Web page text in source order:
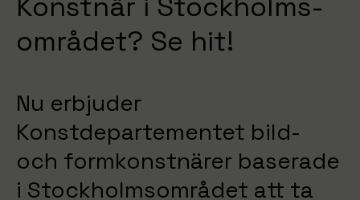
området? Se hit!
Nu erbjuder
Konstdepartementet bild-
och formkonstnärer baserade
i Stockholmsområdet att ta